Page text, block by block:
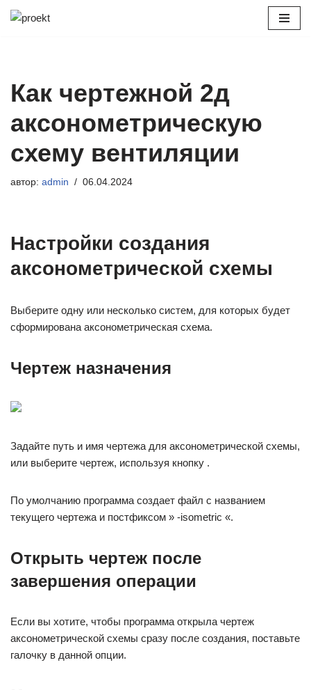
Как чертежной 2д
аксонометрическую
схему вентиляции
автор: admin 06.04.2024
Настройки создания
аксонометрической схемы
Выберите одну или несколько систем, для которых будет
сформирована аксонометрическая схема.
Чертеж назначения
Задайте путь и имя чертежа для аксонометрической схемы,
или выберите чертеж, используя кнопку .
По умолчанию программа создает файл с названием
текущего чертежа и постфиксом » -isometric «.
Открыть чертеж после
завершения операции
Если вы хотите, чтобы программа открыла чертеж
аксонометрической схемы сразу после создания, поставьте
галочку в данной опции.